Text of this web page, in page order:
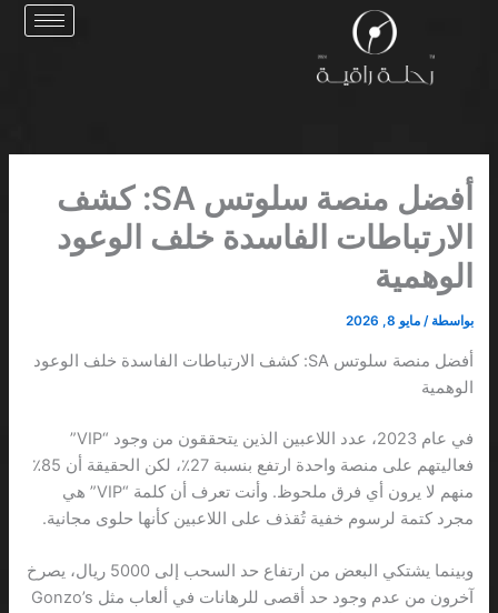
أفضل منصة سلوتس SA: كشف
الارتباطات الفاسدة خلف الوعود
الوهمية
بواسطة /مايو 8, 2026
أفضل منصة سلوتس SA: كشف الارتباطات الفاسدة خلف الوعود
الوهمية
في عام 2023، عدد اللاعبين الذين يتحققون من وجود “VIP”
فعاليتهم على منصة واحدة ارتفع بنسبة 27٪، لكن الحقيقة أن 85٪
منهم لا يرون أي فرق ملحوظ. وأنت تعرف أن كلمة “VIP” هي
مجرد كتمة لرسوم خفية تُقذف على اللاعبين كأنها حلوى مجانية.
وبينما يشتكي البعض من ارتفاع حد السحب إلى 5000 ريال، يصرخ
آخرون من عدم وجود حد أقصى للرهانات في ألعاب مثل Gonzo’s